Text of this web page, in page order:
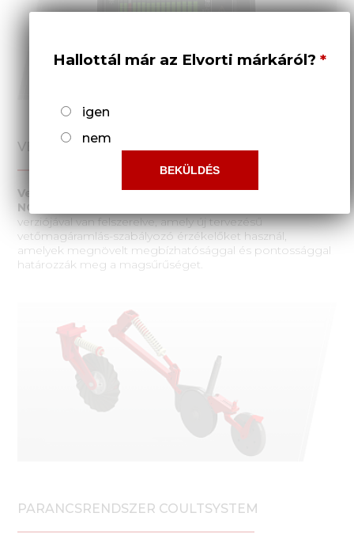
VETÉSIRÁNYÍTÓ RENDSZER
Vetésvezérlő rendszer alapkonfigurációban
NO-TILL
verziójával van felszerelve, amely új tervezésű
vetőmagáramlás-szabályozó érzékelőket használ,
amelyek megnövelt megbízhatósággal és pontossággal
határozzák meg a magsűrűséget.
PARANCSRENDSZER COULTSYSTEM
Hallottál már az Elvorti márkáról?
igen
nem